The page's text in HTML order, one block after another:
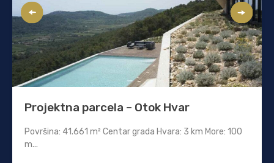
Projektna parcela – Otok Hvar
Površina: 41.661 m² Centar grada Hvara: 3 km More: 100
m...